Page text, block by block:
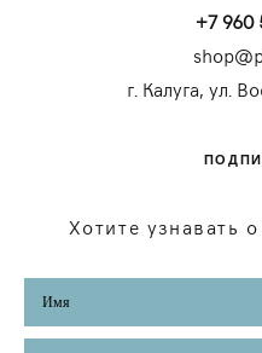
+7 960
г. Калуга, ул.
Хотите узнавать